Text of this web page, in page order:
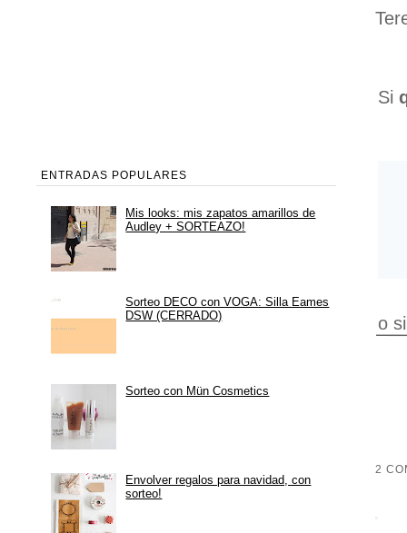
Si
o
2
ENTRADAS POPULARES
Mis looks: mis zapatos amarillos de
Audley + SORTEAZO!
Sorteo DECO con VOGA: Silla Eames
DSW (CERRADO)
Sorteo con Mün Cosmetics
Envolver regalos para navidad, con
sorteo!